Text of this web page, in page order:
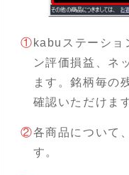
① kabuステーショ
ン評価損益、ネ
ます。銘柄毎の
確認いただけま
②各商品について
す。